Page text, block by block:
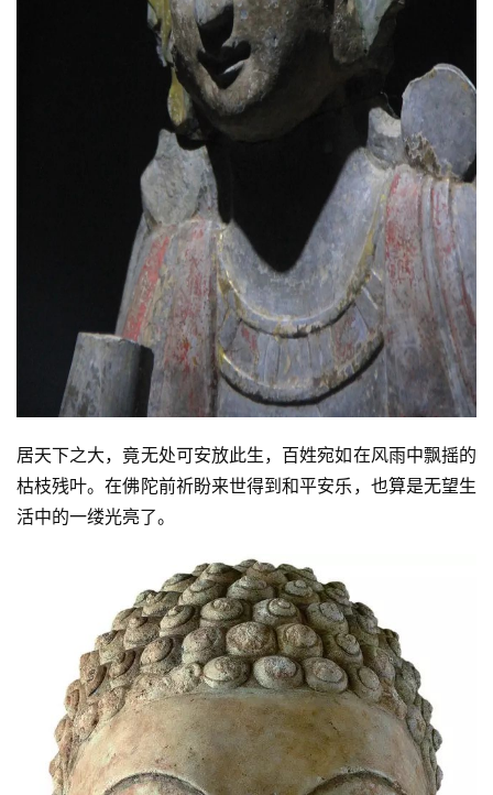
居天下之大，竟无处可安放此生，百姓宛如在风雨中飘摇的
枯枝残叶。在佛陀前祈盼来世得到和平安乐，也算是无望生
活中的一缕光亮了。